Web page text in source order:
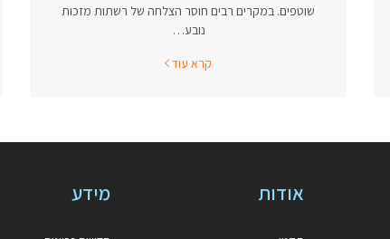
שוטפים. במקרים רבים חוסר הצלחה של רשתות מזכות
נובע…
קרא עוד
אודות מידע